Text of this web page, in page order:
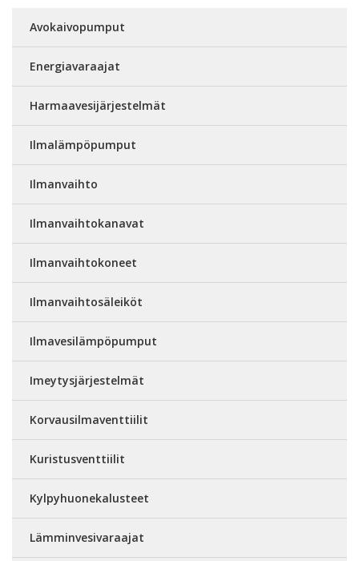
Avokaivopumput
Energiavaraajat
Harmaavesijärjestelmät
Ilmalämpöpumput
Ilmanvaihto
Ilmanvaihtokanavat
Ilmanvaihtokoneet
Ilmanvaihtosäleiköt
Ilmavesilämpöpumput
Imeytysjärjestelmät
Korvausilmaventtiilit
Kuristusventtiilit
Kylpyhuonekalusteet
Lämminvesivaraajat